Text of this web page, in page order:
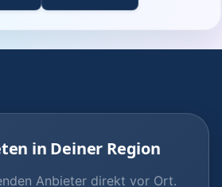
in Deiner Region
Anbieter direkt vor Ort.